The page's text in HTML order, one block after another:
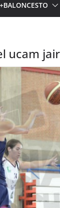
+BALONCESTO
ucam